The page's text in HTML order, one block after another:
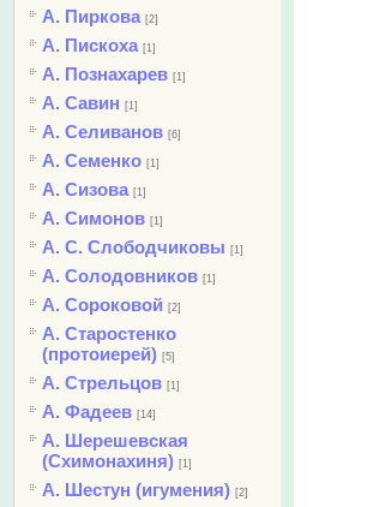
А. Пиркова [2]
А. Пискоха [1]
А. Познахарев [1]
А. Савин [1]
А. Селиванов [6]
А. Семенко [1]
А. Сизова [1]
А. Симонов [1]
А. С. Слободчиковы [1]
А. Солодовников [1]
А. Сороковой [2]
А. Старостенко
(протоиерей) [5]
А. Стрельцов [1]
А. Фадеев [14]
А. Шерешевская
(Схимонахиня) [1]
А. Шестун (игумения) [2]